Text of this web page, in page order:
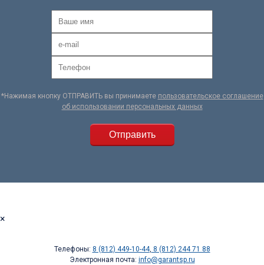
*Нажимая кнопку ОТПРАВИТЬ вы принимаете пользовательское соглашение
об использовании персональных данных
×
Телефоны: 8 (812) 449-10-44, 8 (812) 244 71 88
Электронная почта: info@garantsp.ru